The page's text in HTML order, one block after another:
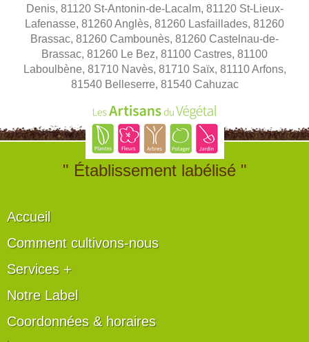
Denis, 81120 St-Antonin-de-Lacalm, 81120 St-Lieux-
Lafenasse, 81260 Anglès, 81260 Lasfaillades, 81260
Brassac, 81260 Cambounès, 81260 Castelnau-de-
Brassac, 81260 Le Bez, 81100 Castres, 81100
Laboulbène, 81710 Navès, 81710 Saïx, 81110 Arfons,
81540 Belleserre, 81540 Cahuzac
" Établissement labélisé "
Accueil
Comment cultivons-nous
Services +
Notre Label
Coordonnées & horaires